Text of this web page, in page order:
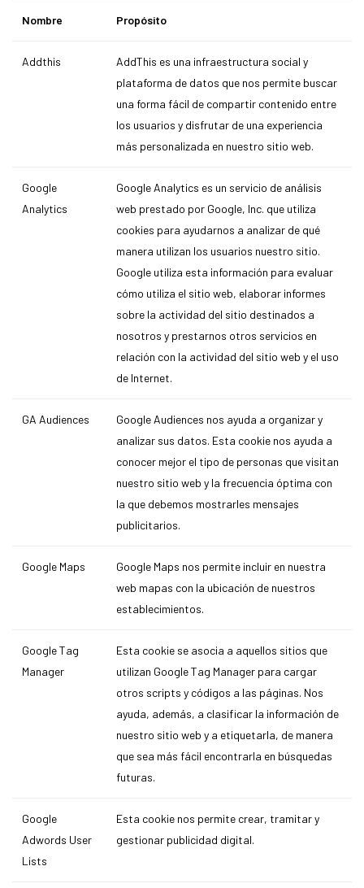
Nombre Propósito
Addthis
AddThis es una infraestructura social y
plataforma de datos que nos permite buscar
una forma fácil de compartir contenido entre
los usuarios y disfrutar de una experiencia
más personalizada en nuestro sitio web.
Google
Analytics
Google Analytics es un servicio de análisis
web prestado por Google, Inc. que utiliza
cookies para ayudarnos a analizar de qué
manera utilizan los usuarios nuestro sitio.
Google utiliza esta información para evaluar
cómo utiliza el sitio web, elaborar informes
sobre la actividad del sitio destinados a
nosotros y prestarnos otros servicios en
relación con la actividad del sitio web y el uso
de Internet.
GA Audiences
Google Audiences nos ayuda a organizar y
analizar sus datos. Esta cookie nos ayuda a
conocer mejor el tipo de personas que visitan
nuestro sitio web y la frecuencia óptima con
la que debemos mostrarles mensajes
publicitarios.
Google Maps
Google Maps nos permite incluir en nuestra
web mapas con la ubicación de nuestros
establecimientos.
Google Tag
Manager
Esta cookie se asocia a aquellos sitios que
utilizan Google Tag Manager para cargar
otros scripts y códigos a las páginas. Nos
ayuda, además, a clasificar la información de
nuestro sitio web y a etiquetarla, de manera
que sea más fácil encontrarla en búsquedas
futuras.
Google
Adwords User
Lists
Esta cookie nos permite crear, tramitar y
gestionar publicidad digital.